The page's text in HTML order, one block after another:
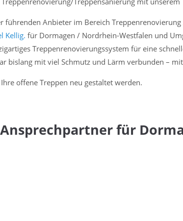
/ Treppensanierung
führenden Anbieter im Bereich
Kellig. für Dormagen / Nordrhein-Westfalen und
Treppenrenovierungssystem für eine
bislang mit viel Schmutz und Lärm verbunden –
offene Treppen neu gestaltet werden.
für